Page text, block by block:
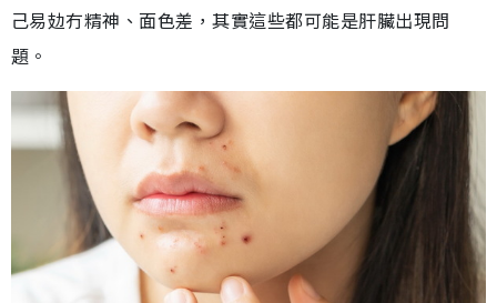
己易攰冇精神、面色差，其實這些都可能是肝臟出現問
題。